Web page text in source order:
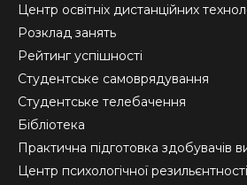
Центр освітніх дистанційних
Розклад занять
Рейтинг успішності
Студентське самоврядування
Студентське телебачення
Бібліотека
Практична підготовка здобувачів
Центр психологічної